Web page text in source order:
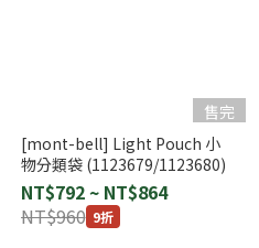
售完
[mont-bell] Light Pouch 小
物分類袋 (1123679/1123680)
NT$792 ~ NT$864
NT$960 9折